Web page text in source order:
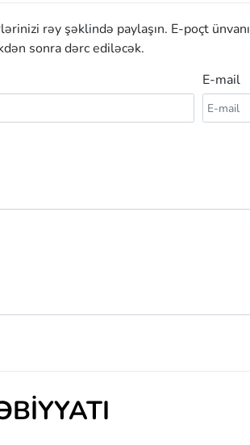
rəy şəklində paylaşın. E-poçt
sonra dərc ediləcək.
E-mail